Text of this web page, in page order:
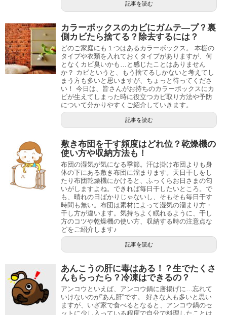
記事を読む
カラーボックスのカビにガムテ―プ？裏
側カビたら捨てる？除去するには？
どのご家庭にも１つはあるカラーボックス。 本棚の
タイプや衣類を入れておくタイプがありますが、何
となくカビ臭いかも…と感じたことはありません
か？ カビというと、もう捨てるしかないと考えてし
まう方も多いと思いますが、ちょっと待ってくださ
い！ 今日は、皆さんがお持ちのカラーボックスにカ
ビが生えてしまった時に役立つカビ取り方法や予防
について分かりやすくご紹介していきます。
記事を読む
敷き布団を干す頻度はどれ位？乾燥機の
使い方や収納方法も！
布団の湿気が気になる季節。汗は掛け布団よりも身
体の下にある敷き布団に溜まります。天日干しをし
たり布団乾燥機にかけると、ふっくらお日さまの匂
いがしますよね。できれば毎日干したいところ。で
も、晴れの日ばかりじゃないし、そもそも毎日干す
時間も無い。布団は素材によって湿気の溜まり方・
干し方が違います。気持ちよく眠れるように、干し
方のコツや乾燥機の使い方、収納する時の注意点な
どをご紹介します♪
記事を読む
あんこうの肝に毒はある！？生でたくさ
んもらったら？冷凍はできるの？
アンコウといえば、アンコウ鍋に唐揚げに…忘れて
いけないのが‟あん肝”です。 好きな人も多いと思い
ますが、いざ家で食べるとなると、アンコウ鍋のセ
ットに少し入っている程度で自分で料理したことは